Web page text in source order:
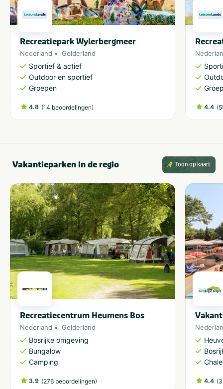
Recreatiepark Wylerbergmeer
Nederland Gelderland
Sportief & actief
Outdoor en sportief
Groepen
4.8 (14 beoordelingen) 4.4 (
Vakantieparken in de regio Toon op kaart
Recreatiecentrum Heumens Bos
Nederland Gelderland
Bosrijke omgeving
Bungalow
Camping
3.9 (276 beoordelingen) 4.4 (